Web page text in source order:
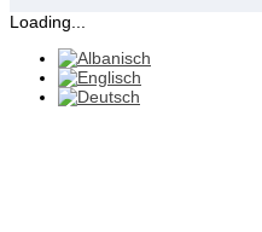
Loading...